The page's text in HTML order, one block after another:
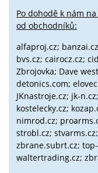
Po dohodě k nám
od obchodníků:
alfaproj.cz;
bvs.cz; cairocz.cz;
Zbrojovka; Dave
detonics.com;
JKnastroje.cz; jk-
kostelecky.cz;
nimrod.cz;
strobl.cz;
zbrane.subrt.cz;
waltertrading.cz;